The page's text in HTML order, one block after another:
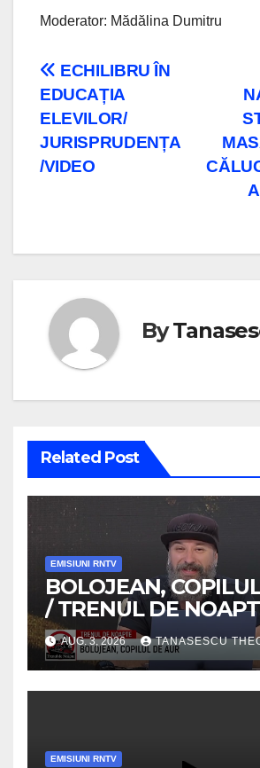
Moderator: Mădălina Dumitru
Navigare
în
articole
ECHILIBRU ÎN
EDUCAȚIA
ELEVILOR/
JURISPRUDENȚA
/VIDEO
By
Related Post
EMISIUNI RNTV
BOLOJEAN,
/ TRENUL DE
/VIDEO
AUG. 3, 2026 TANASESCU
EMISIUNI RNTV